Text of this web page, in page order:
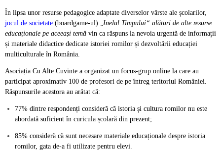
În lipsa unor resurse pedagogice adaptate diverselor vârste ale școlarilor,
jocul de societate (boardgame-ul) „Inelul Timpului“ alături de alte resurse
educaționale pe aceeași temă vin ca răspuns la nevoia urgentă de informații
și materiale didactice dedicate istoriei romilor și dezvoltării educației
multiculturale în România.
Asociația Cu Alte Cuvinte a organizat un focus-grup online la care au
participat aproximativ 100 de profesori de pe întreg teritoriul României.
Răspunsurile acestora au arătat că:
77% dintre respondenți consideră că istoria și cultura romilor nu este
abordată suficient în curicula școlară din prezent;
85% consideră că sunt necesare materiale educaționale despre istoria
romilor, gata de-a fi utilizate pentru elevi.